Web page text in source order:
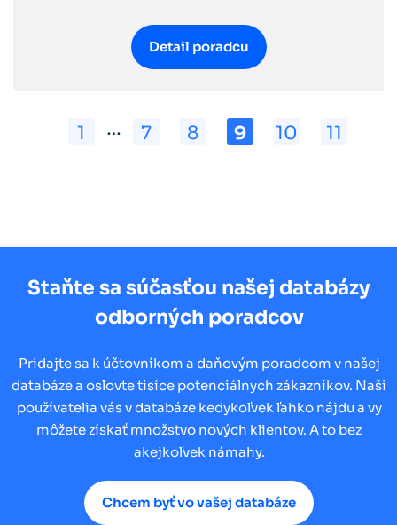
Detail poradcu
1 … 7 8 9 10 11
Staňte sa súčasťou našej databázy
odborných poradcov
Pridajte sa k účtovníkom a daňovým poradcom v našej
databáze a oslovte tisíce potenciálnych zákazníkov. Naši
používatelia vás v databáze kedykoľvek ľahko nájdu a vy
môžete získať množstvo nových klientov. A to bez
akejkoľvek námahy.
Chcem byť vo vašej databáze